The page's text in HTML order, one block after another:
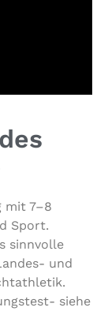
mit 7–8
Sport.
sinnvolle
und
siehe